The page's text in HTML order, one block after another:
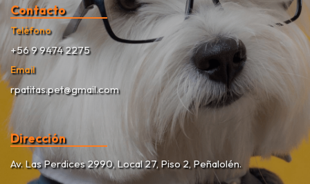
Contacto
Teléfono
+56 9 9474 2275
Email
rpatitas.pet@gmail.com
Dirección
Av. Las Perdices 2990, Local 27, Piso 2, Peñalolén.